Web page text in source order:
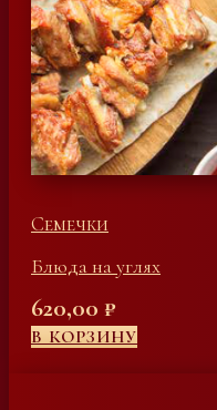
Семечки
Блюда на углях
620,00 ₽
В КОРЗИНУ